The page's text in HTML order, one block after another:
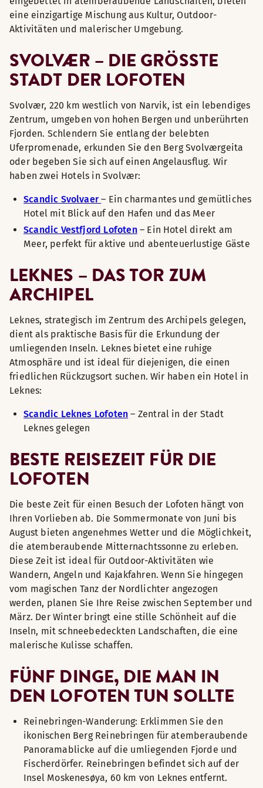
eine einzigartige Mischung aus Kultur, Outdoor-
Aktivitäten und malerischer Umgebung.
SVOLVÆR – DIE GRÖSSTE
STADT DER LOFOTEN
Svolvær, 220 km westlich von Narvik, ist ein lebendiges
Zentrum, umgeben von hohen Bergen und unberührten
Fjorden. Schlendern Sie entlang der belebten
Uferpromenade, erkunden Sie den Berg Svolværgeita
oder begeben Sie sich auf einen Angelausflug. Wir
haben zwei Hotels in Svolvær:
Scandic Svolvaer– Ein charmantes und gemütliches
Hotel mit Blick auf den Hafen und das Meer
Scandic Vestfjord Lofoten– Ein Hotel direkt am
Meer, perfekt für aktive und abenteuerlustige Gäste
LEKNES – DAS TOR ZUM
ARCHIPEL
Leknes, strategisch im Zentrum des Archipels gelegen,
dient als praktische Basis für die Erkundung der
umliegenden Inseln. Leknes bietet eine ruhige
Atmosphäre und ist ideal für diejenigen, die einen
friedlichen Rückzugsort suchen. Wir haben ein Hotel in
Leknes:
Scandic Leknes Lofoten – Zentral in der Stadt
Leknes gelegen
BESTE REISEZEIT FÜR DIE
LOFOTEN
Die beste Zeit für einen Besuch der Lofoten hängt von
Ihren Vorlieben ab. Die Sommermonate von Juni bis
August bieten angenehmes Wetter und die Möglichkeit,
die atemberaubende Mitternachtssonne zu erleben.
Diese Zeit ist ideal für Outdoor-Aktivitäten wie
Wandern, Angeln und Kajakfahren. Wenn Sie hingegen
vom magischen Tanz der Nordlichter angezogen
werden, planen Sie Ihre Reise zwischen September und
März. Der Winter bringt eine stille Schönheit auf die
Inseln, mit schneebedeckten Landschaften, die eine
malerische Kulisse schaffen.
FÜNF DINGE, DIE MAN IN
DEN LOFOTEN TUN SOLLTE
Reinebringen-Wanderung: Erklimmen Sie den
ikonischen Berg Reinebringen für atemberaubende
Panoramablicke auf die umliegenden Fjorde und
Fischerdörfer. Reinebringen befindet sich auf der
Insel Moskenesøya, 60 km von Leknes entfernt.